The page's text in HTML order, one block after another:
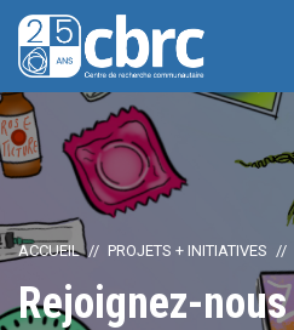
ACCUEIL PROJETS + INITIATIVES
Rejoignez-nous